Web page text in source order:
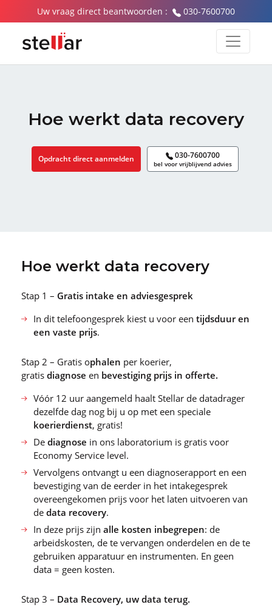
Uw vraag direct beantwoorden : 030-7600700
Hoe werkt data recovery
Opdracht direct aanmelden 030-7600700
bel voor vrijblijvend advies
Hoe werkt data recovery
Stap 1 – Gratis intake en adviesgesprek
In dit telefoongesprek kiest u voor eentijdsduur en
een vaste prijs.
Stap 2 – Gratis ophalen per koerier,
gratisdiagnose en bevestiging prijs in offerte.
Vóór 12 uur aangemeld haalt Stellar de datadrager
dezelfde dag nog bij u op met een speciale
koerierdienst, gratis!
Dediagnose in ons laboratorium is gratis voor
Economy Service level.
Vervolgens ontvangt u een diagnoserapport en een
bevestiging van de eerder in het intakegesprek
overeengekomen prijs voor het laten uitvoeren van
dedata recovery.
In deze prijs zijnalle kosten inbegrepen: de
arbeidskosten, de te vervangen onderdelen en de te
gebruiken apparatuur en instrumenten. En geen
data = geen kosten.
Stap 3 – Data Recovery, uw data terug.